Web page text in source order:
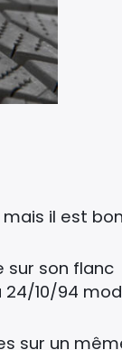
il est
sur son flanc
10/94
sur un